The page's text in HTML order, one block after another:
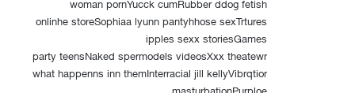
onlinhe storeSophiaa lyunn pantyhhose sexTrtures
ipples sexx storiesGames
party teensNaked spermodels videosXxx theatewr
what happenns inn themInterracial jill kellyVibrqtior